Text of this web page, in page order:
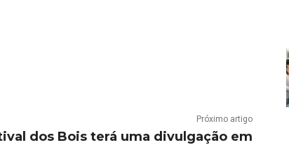
Próximo artigo
dos Bois terá uma divulgação em